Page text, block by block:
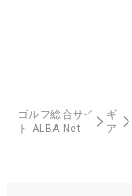
ゴルフ総合サイ
ト ALBA Net
ギ
ア